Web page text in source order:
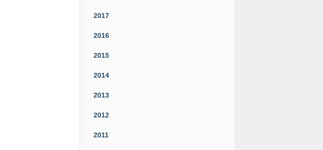
2017
2016
2015
2014
2013
2012
2011